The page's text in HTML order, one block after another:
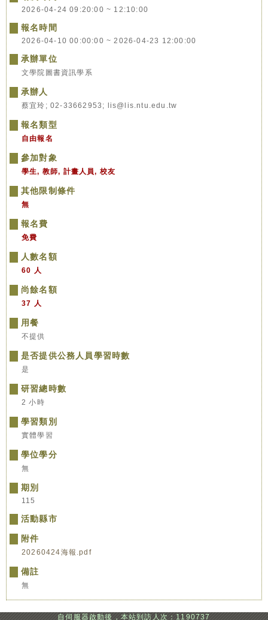
2026-04-24 09:20:00 ~ 12:10:00
報名時間
2026-04-10 00:00:00 ~ 2026-04-23 12:00:00
承辦單位
文學院圖書資訊學系
承辦人
蔡宜玲; 02-33662953; lis@lis.ntu.edu.tw
報名類型
自由報名
參加對象
學生, 教師, 計畫人員, 校友
其他限制條件
無
報名費
免費
人數名額
60 人
尚餘名額
37 人
用餐
不提供
是否提供公務人員學習時數
是
研習總時數
2 小時
學習類別
實體學習
學位學分
無
期別
115
活動縣市
附件
20260424海報.pdf
備註
無
自伺服器啟動後，本站到訪人次：1190737